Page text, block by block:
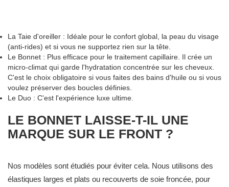
La Taie d'oreiller : Idéale pour le confort global, la peau du visage
(anti-rides) et si vous ne supportez rien sur la tête.
Le Bonnet : Plus efficace pour le traitement capillaire. Il crée un
micro-climat qui garde l'hydratation concentrée sur les cheveux.
C'est le choix obligatoire si vous faites des bains d'huile ou si vous
voulez préserver des boucles définies.
Le Duo : C'est l'expérience luxe ultime.
LE BONNET LAISSE-T-IL UNE
MARQUE SUR LE FRONT ?
Nos modèles sont étudiés pour éviter cela. Nous utilisons des
élastiques larges et plats ou recouverts de soie froncée, pour